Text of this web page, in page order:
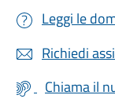
Leggi le
Richiedi
Chiama il